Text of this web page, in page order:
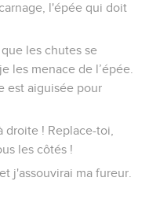
l'épée qui doit
les chutes se
les menace de l’épée.
est aiguisée pour
droite ! Replace-toi,
les côtés !
j'assouvirai ma fureur.